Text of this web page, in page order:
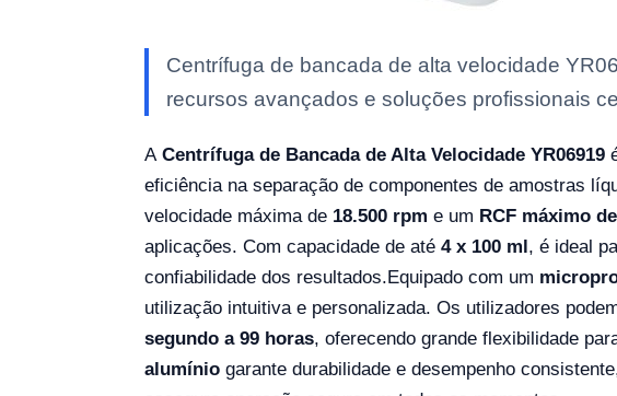
Centrífuga de bancada de alta velocidade
recursos avançados e soluções profissionais
A Centrífuga de Bancada de Alta Velocidade YR06919
eficiência na separação de componentes de amostras
velocidade máxima de 18.500 rpm e um RCF máximo
aplicações. Com capacidade de até 4 x 100 ml, é ideal
confiabilidade dos resultados.Equipado com um
utilização intuitiva e personalizada. Os utilizadores
segundo a 99 horas, oferecendo grande flexibilidade
alumínio garante durabilidade e desempenho